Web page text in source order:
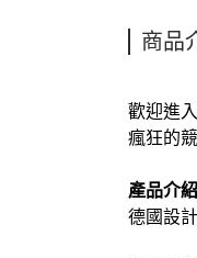
商品
歡迎進
瘋狂的
產品介紹
德國設